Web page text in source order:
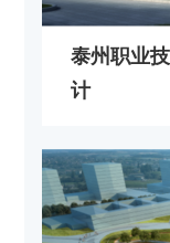
泰州职业
计